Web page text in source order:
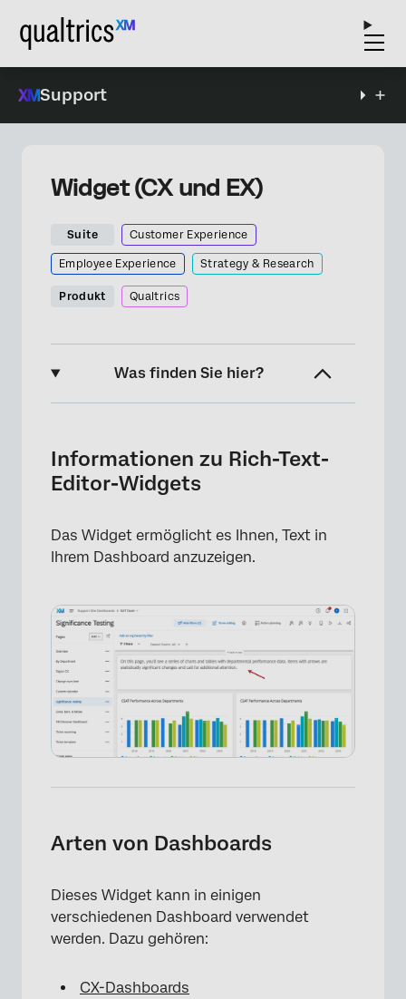
Support
Widget (CX und EX)
Suite Customer Experience
Employee Experience Strategy & Research
Produkt Qualtrics
Was finden Sie hier?
Arten von Dashboards
Feldtyp-Kompatibilität
Hinzufügen von dynamischem Text
Informationen zu Rich-Text-
Editor-Widgets
Das Widget ermöglicht es Ihnen, Text in
Ihrem Dashboard anzuzeigen.
Arten von Dashboards
Dieses Widget kann in einigen
verschiedenen Dashboard verwendet
werden. Dazu gehören:
CX-Dashboards